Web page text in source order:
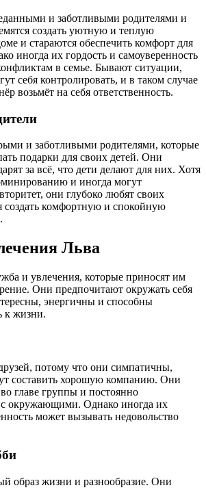
и заботливыми родителями и
создать уютную и теплую
и стараются обеспечить комфорт для
иногда их гордость и самоуверенность
в семье. Бывают ситуации,
себя контролировать, и в таком случае
возьмёт на себя ответственность.
и заботливыми родителями, которые
подарки для своих детей. Они
за всё, что дети делают для них. Хотя
и иногда могут
они глубоко любят своих
создать комфортную и спокойную
Льва
и увлечения, которые приносят им
Они предпочитают окружать себя
энергичны и способны
к жизни.
потому что они симпатичны,
составить хорошую компанию. Они
главе группы и постоянно
с окружающими. Однако иногда их
может вызывать недовольство
образ жизни и разнообразие. Они